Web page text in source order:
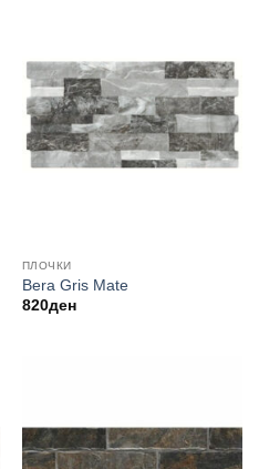
ПЛОЧКИ
Bera Gris Mate
820ден